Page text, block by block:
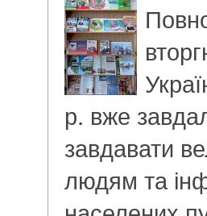
р. вже
завдавати
людям та